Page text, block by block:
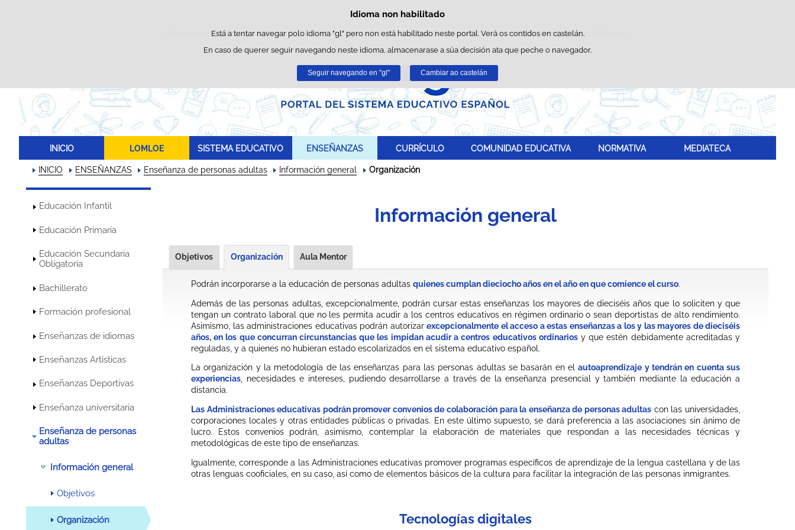
Política de cookies
Este sitio web utiliza cookies propias para facilitar a navegación e cookies de terceiros para obter estatísticas de uso e satisfacción.
Pode obter máis información no apartado "Cookies" do nosoaviso legal.
Aceptar Rexeitar
Idioma non habilitado
Está a tentar navegar polo idioma "gl" pero non está habilitado neste portal. Verá os contidos en castelán.
En caso de querer seguir navegando neste idioma, almacenarase a súa decisión ata que peche o navegador.
Seguir navegando en "gl" Cambiar ao castelán
Saltar ao contido
INICIO LOMLOE SISTEMA EDUCATIVO ENSEÑANZAS CURRÍCULO COMUNIDAD EDUCATIVA NORMATIVA MEDIATECA
INICIO ENSEÑANZAS Enseñanza de personas adultas Información general Organización
Educación Infantil
Educación Primaria
Educación Secundaria
Obligatoria
Bachillerato
Formación profesional
Enseñanzas de idiomas
Enseñanzas Artísticas
Enseñanzas Deportivas
Enseñanza universitaria
Enseñanza de personas
adultas
Información general
Objetivos
Organización
Información general
Objetivos Organización Aula Mentor
Podrán incorporarse a la educación de personas adultas quienes cumplan dieciocho años en el año en que comience el curso.
Además de las personas adultas, excepcionalmente, podrán cursar estas enseñanzas los mayores de dieciséis años que lo soliciten y que
tengan un contrato laboral que no les permita acudir a los centros educativos en régimen ordinario o sean deportistas de alto rendimiento.
Asimismo, las administraciones educativas podrán autorizar excepcionalmente el acceso a estas enseñanzas a los y las mayores de dieciséis
años, en los que concurran circunstancias que les impidan acudir a centros educativos ordinariosy que estén debidamente acreditadas y
reguladas, y a quienes no hubieran estado escolarizados en el sistema educativo español.
La organización y la metodología de las enseñanzas para las personas adultas se basarán en elautoaprendizaje y tendrán en cuenta sus
experiencias, necesidades e intereses, pudiendo desarrollarse a través de la enseñanza presencial y también mediante la educación a
distancia.
Las Administraciones educativas podrán promover convenios de colaboración para la enseñanza de personas adultas con las universidades,
corporaciones locales y otras entidades públicas o privadas. En este último supuesto, se dará preferencia a las asociaciones sin ánimo de
lucro. Estos convenios podrán, asimismo, contemplar la elaboración de materiales que respondan a las necesidades técnicas y
metodológicas de este tipo de enseñanzas.
Igualmente, corresponde a las Administraciones educativas promover programas específicos de aprendizaje de la lengua castellana y de las
otras lenguas cooficiales, en su caso, así como de elementos básicos de la cultura para facilitar la integración de las personas inmigrantes.
Tecnologías digitales